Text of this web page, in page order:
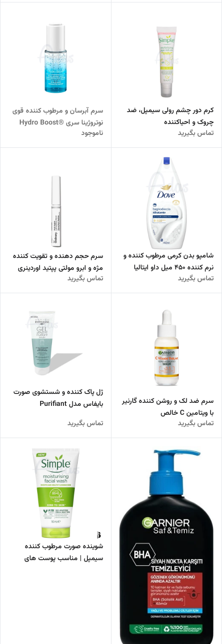
کرم دور چشم رولی سیمپل، ضد
چروک و احیاکننده
تماس بگیرید
سرم آبرسان و مرطوب کننده قوی
نوتروژینا سری ®Hydro Boost
ناموجود
شامپو بدن کرمی مرطوب کننده و
نرم کننده 450 میل داو ایتالیا
تماس بگیرید
سرم حجم دهنده و تقویت کننده
مژه و ابرو مولتی پپتید اوردینری
تماس بگیرید
سرم ضد لک و روشن‌ کننده گارنیر
با ویتامین C خالص
تماس بگیرید
ژل پاک کننده و شستشوی صورت
بایفاس مدل Purifiant
تماس بگیرید
شوینده صورت مرطوب کننده
سیمپل | مناسب پوست های